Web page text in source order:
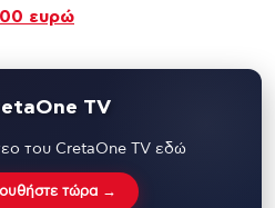
ευρώ
TV
του CretaOne TV εδώ
τώρα →